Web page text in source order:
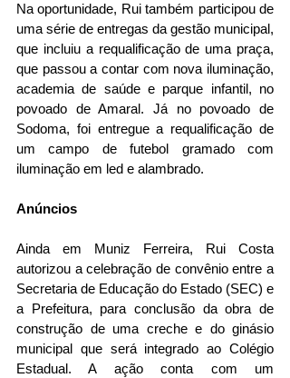
Na oportunidade, Rui também participou de
uma série de entregas da gestão municipal,
que incluiu a requalificação de uma praça,
que passou a contar com nova iluminação,
academia de saúde e parque infantil, no
povoado de Amaral. Já no povoado de
Sodoma, foi entregue a requalificação de
um campo de futebol gramado com
iluminação em led e alambrado.
Anúncios
Ainda em Muniz Ferreira, Rui Costa
autorizou a celebração de convênio entre a
Secretaria de Educação do Estado (SEC) e
a Prefeitura, para conclusão da obra de
construção de uma creche e do ginásio
municipal que será integrado ao Colégio
Estadual. A ação conta com um